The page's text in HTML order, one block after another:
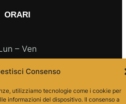
Consenso
utilizziamo tecnologie come i cookie per
informazioni del dispositivo. Il consenso a
ORARI
– Ven
– 18.00